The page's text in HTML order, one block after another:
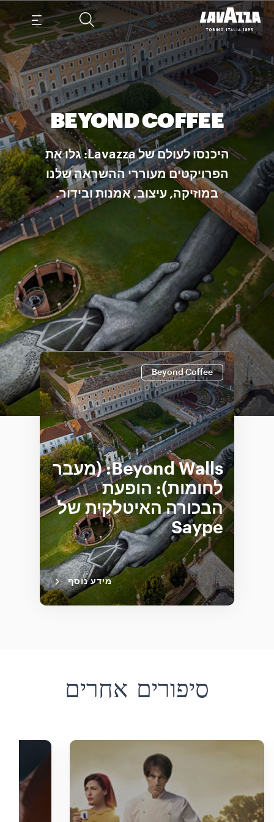
BEYOND COFFEE
היכנסו לעולם של Lavazza: גלו את
הפרויקטים מעוררי ההשראה שלנו
במוזיקה, עיצוב, אמנות ובידור.
Beyond Coffee
Beyond Walls: (מעבר
לחומות): הופעת
הבכורה האיטלקית של
Saype
מידע נוסף
סיפורים אחרים